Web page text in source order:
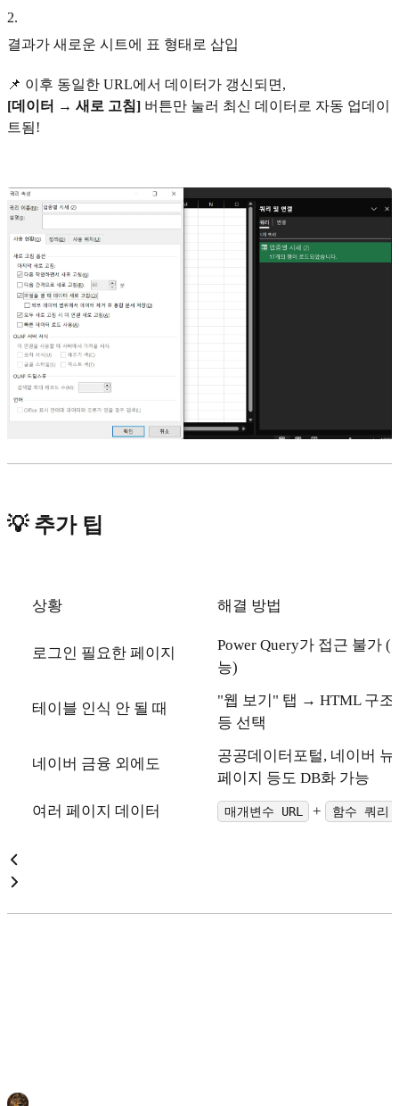
2.
결과가 새로운 시트에 표 형태로 삽입
📌 이후 동일한 URL에서 데이터가 갱신되면,
[데이터 → 새로 고침] 버튼만 눌러 최신 데이터로 자동 업데이
트됨!
💡 추가 팁
상황 해결 방법
로그인 필요한 페이지
Power Query가 접근 불가
능)
테이블 인식 안 될 때
"웹 보기" 탭 → HTML 구
등 선택
네이버 금융 외에도
공공데이터포털, 네이버
페이지 등도 DB화 가능
여러 페이지 데이터
매개변수 URL + 함수 쿼리